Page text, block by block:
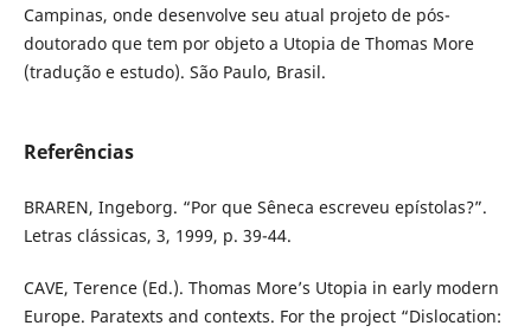
Campinas, onde desenvolve seu atual projeto de pós-
doutorado que tem por objeto a Utopia de Thomas More
(tradução e estudo). São Paulo, Brasil.
Referências
BRAREN, Ingeborg. “Por que Sêneca escreveu epístolas?”.
Letras clássicas, 3, 1999, p. 39-44.
CAVE, Terence (Ed.). Thomas More’s Utopia in early modern
Europe. Paratexts and contexts. For the project “Dislocation: